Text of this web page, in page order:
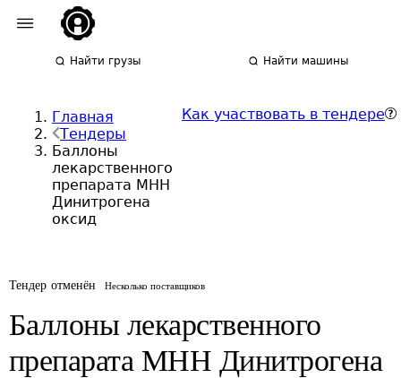
Найти грузы Найти машины
Главная
Тендеры
Баллоны
лекарственного
препарата МНН
Динитрогена
оксид
Как участвовать в тендере
Тендер отменён Несколько поставщиков
Баллоны лекарственного
препарата МНН Динитрогена